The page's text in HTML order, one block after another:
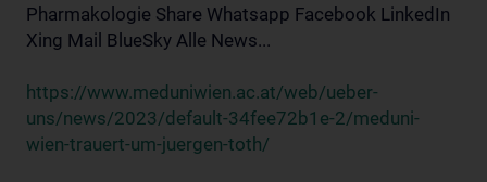
Pharmakologie Share Whatsapp Facebook LinkedIn
Xing Mail BlueSky Alle News...
https://www.meduniwien.ac.at/web/ueber-
uns/news/2023/default-34fee72b1e-2/meduni-
wien-trauert-um-juergen-toth/